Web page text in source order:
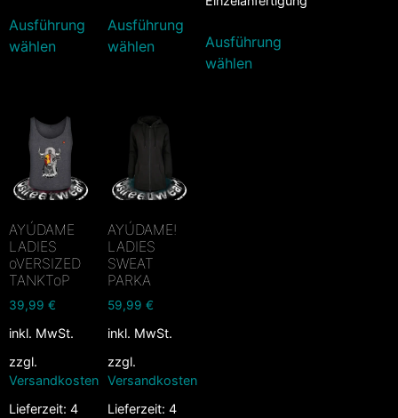
Ausführung
wählen
Ausführung
wählen
Ausführung
wählen
AYÚDAME
LADIES
oVERSIZED
TANKToP
39,99 €
inkl. MwSt.
zzgl.
Versandkosten
Lieferzeit: 4
AYÚDAME!
LADIES
SWEAT
PARKA
59,99 €
inkl. MwSt.
zzgl.
Versandkosten
Lieferzeit: 4